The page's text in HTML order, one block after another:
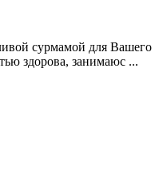
сурмамой для Вашего
здорова, занимаюс ...